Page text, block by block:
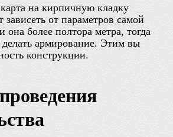
на кирпичную кладку
зависеть от параметров самой
она более полтора метра, тогда
делать армирование. Этим вы
конструкции.